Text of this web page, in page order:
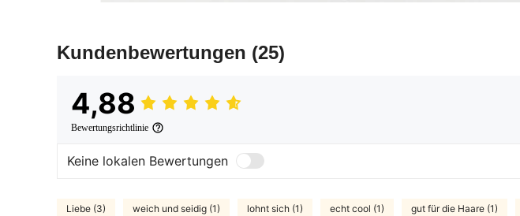
Kundenbewertungen (25)
4,88
Bewertungsrichtlinie
Keine lokalen Bewertungen
Liebe (3) weich und seidig (1) lohnt sich (1) echt cool (1) gut für die Haare (1)